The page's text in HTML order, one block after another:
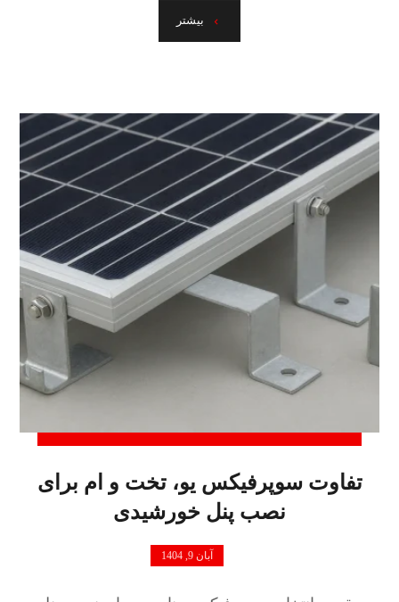
بیشتر
تفاوت سوپرفیکس یو، تخت و ام برای
نصب پنل خورشیدی
آبان 9, 1404